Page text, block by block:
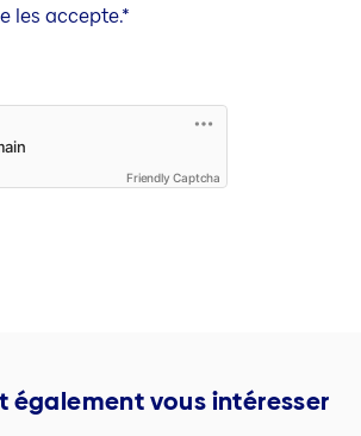
les accepte.
Friendly Captcha
également vous intéresser